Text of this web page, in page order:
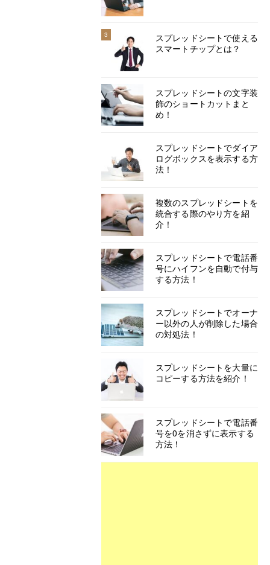
3
スプレッドシートで使える
スマートチップとは？
スプレッドシートの文字装
飾のショートカットまと
め！
スプレッドシートでダイア
ログボックスを表示する方
法！
複数のスプレッドシートを
統合する際のやり方を紹
介！
スプレッドシートで電話番
号にハイフンを自動で付与
する方法！
スプレッドシートでオーナ
ー以外の人が削除した場合
の対処法！
スプレッドシートを大量に
コピーする方法を紹介！
スプレッドシートで電話番
号を0を消さずに表示する
方法！